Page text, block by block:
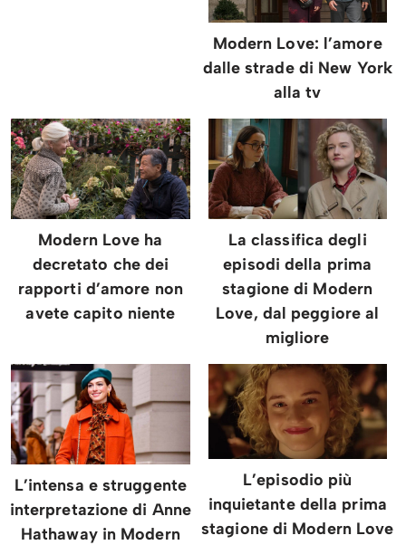
Modern Love: l’amore
dalle strade di New York
alla tv
Modern Love ha
decretato che dei
rapporti d’amore non
avete capito niente
La classifica degli
episodi della prima
stagione di Modern
Love, dal peggiore al
migliore
L’intensa e struggente
interpretazione di Anne
Hathaway in Modern
L’episodio più
inquietante della prima
stagione di Modern Love